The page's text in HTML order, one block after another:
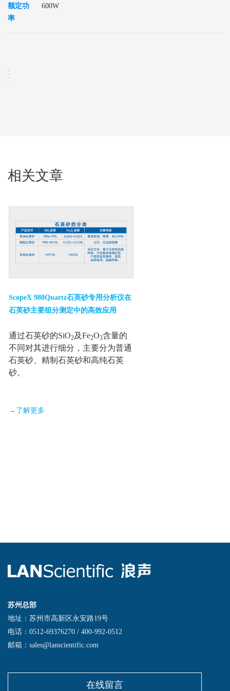
额定功
率
600W
相关文章
ScopeX 980Quartz石英砂专用分析仪在
石英砂主要组分测定中的高效应用
通过石英砂的SiO2及Fe2O3含量的
不同对其进行细分，主要分为普通
石英砂、精制石英砂和高纯石英
砂。
→了解更多
苏州总部
地址：苏州市高新区永安路19号
电话：0512-69376270 / 400-992-0512
邮箱：sales@lanscientific.com
在线留言